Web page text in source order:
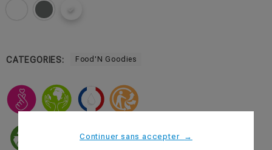
CATEGORIES: Food'N Goodies
Continuer sans accepter →